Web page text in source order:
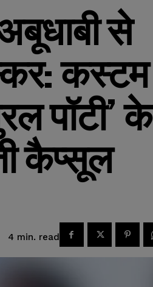
से
कस्टम
पॉटी’ के
कैप्सूल
4 min. read